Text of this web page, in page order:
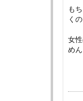
も
く
女
め